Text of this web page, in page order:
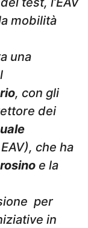
mobilità
una
, con gli
dei
che ha
e la
per
in